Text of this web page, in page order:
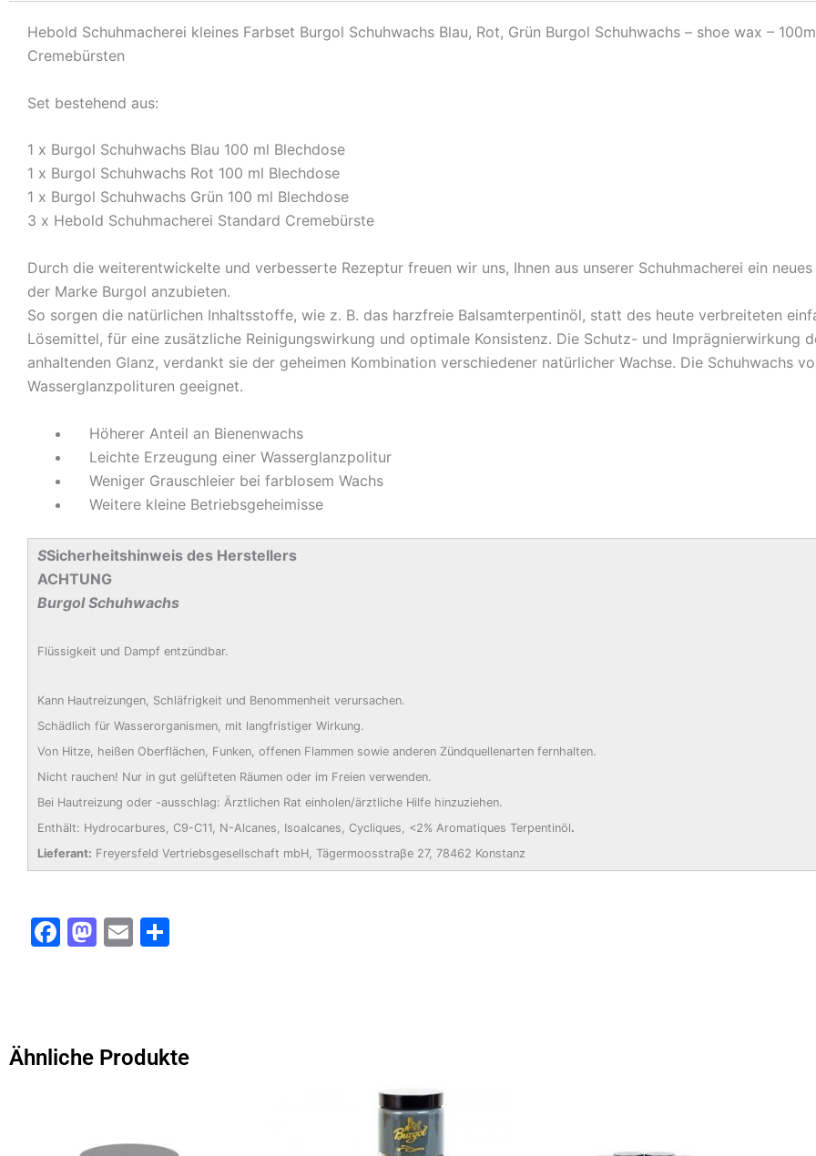
Hebold Schuhmacherei kleines Farbset Burgol Schuhwachs Blau, Rot, Grün Burgol Schuhwachs – shoe wax –
Cremebürsten
Set bestehend aus:
1 x Burgol Schuhwachs Blau 100 ml Blechdose
1 x Burgol Schuhwachs Rot 100 ml Blechdose
1 x Burgol Schuhwachs Grün 100 ml Blechdose
3 x Hebold Schuhmacherei Standard Cremebürste
Durch die weiterentwickelte und verbesserte Rezeptur freuen wir uns, Ihnen aus unserer Schuhmacherei ein
der Marke Burgol anzubieten.
So sorgen die natürlichen Inhaltsstoffe, wie z. B. das harzfreie Balsamterpentinöl, statt des heute verbreiteten
Lösemittel, für eine zusätzliche Reinigungswirkung und optimale Konsistenz. Die Schutz- und Imprägnierwirkung
anhaltenden Glanz, verdankt sie der geheimen Kombination verschiedener natürlicher Wachse. Die Schuhwachs
Wasserglanzpolituren geeignet.
Höherer Anteil an Bienenwachs
Leichte Erzeugung einer Wasserglanzpolitur
Weniger Grauschleier bei farblosem Wachs
Weitere kleine Betriebsgeheimisse
SSicherheitshinweis des Herstellers
ACHTUNG
Burgol Schuhwachs
Flüssigkeit und Dampf entzündbar.
Kann Hautreizungen, Schläfrigkeit und Benommenheit verursachen.
Schädlich für Wasserorganismen, mit langfristiger Wirkung.
Von Hitze, heißen Oberflächen, Funken, offenen Flammen sowie anderen Zündquellenarten fernhalten.
Nicht rauchen! Nur in gut gelüfteten Räumen oder im Freien verwenden.
Bei Hautreizung oder -ausschlag: Ärztlichen Rat einholen/ärztliche Hilfe hinzuziehen.
Enthält: Hydrocarbures, C9-C11, N-Alcanes, Isoalcanes, Cycliques, <2% Aromatiques Terpentinöl.
Lieferant: Freyersfeld Vertriebsgesellschaft mbH, Tägermoosstraβe 27, 78462 Konstanz
F
b
o
M
d
o
E
Ähnliche Produkte